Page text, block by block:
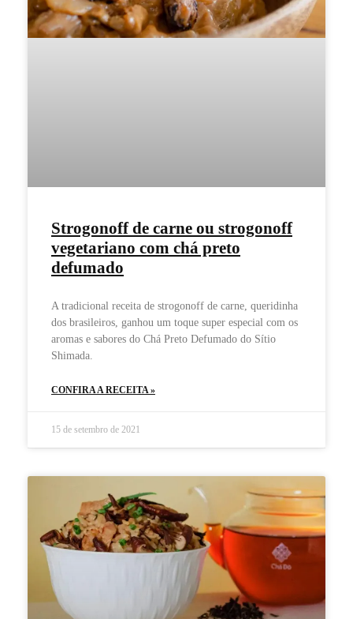
Strogonoff de carne ou strogonoff
vegetariano com chá preto
defumado
A tradicional receita de strogonoff de carne, queridinha
dos brasileiros, ganhou um toque super especial com os
aromas e sabores do Chá Preto Defumado do Sítio
Shimada.
CONFIRA A RECEITA »
15 de setembro de 2021